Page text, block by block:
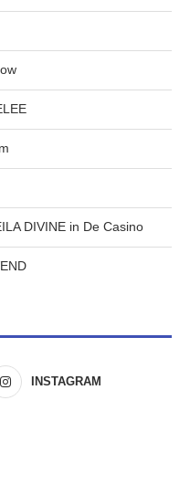
DIVINE in De Casino
INSTAGRAM